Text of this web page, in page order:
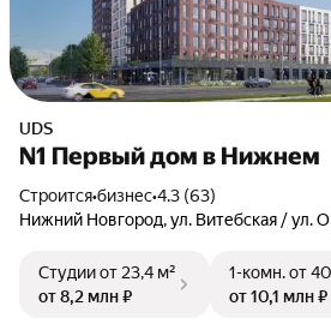
UDS
N1 Первый дом в Нижнем
Строится•бизнес•4.3 (63)
Нижний Новгород, ул. Витебская / ул.
Студииот 23,4 м²
от 8,2 млн ₽
1-комн.от
от 10,1 млн ₽